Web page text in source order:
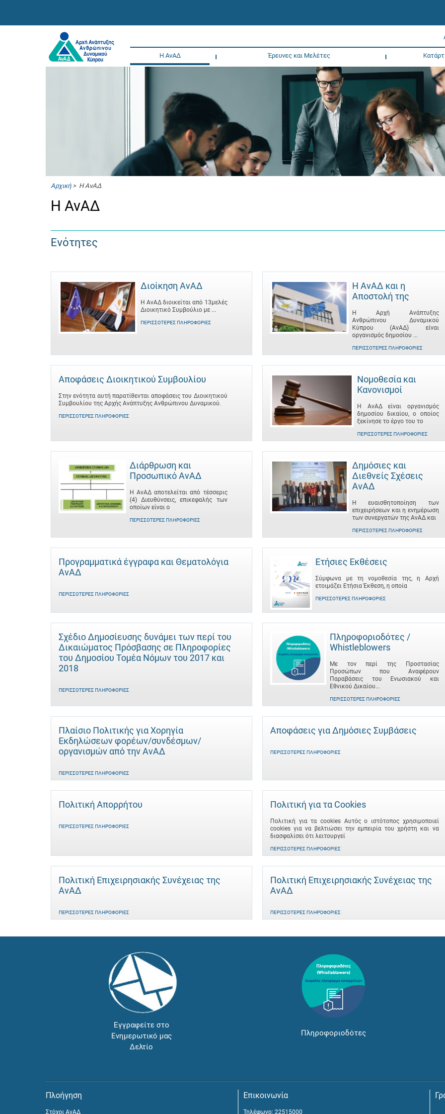
Η ΑνΑΔ Έρευνες και Μελέτες
Αρχική> Η ΑνΑΔ
Η ΑνΑΔ
Ενότητες
Διοίκηση ΑνΑΔ
Η ΑνΑΔ διοικείται από 13μελές
Διοικητικό Συμβούλιο με ...
ΠΕΡΙΣΣΌΤΕΡΕΣ ΠΛΗΡΟΦΟΡΊΕΣ
Η ΑνΑΔ και η
Αποστολή της
Η Αρχή Ανάπτυξης
Ανθρώπινου Δυναμικού
Κύπρου (ΑνΑΔ) είναι
οργανισμός δημοσίου ...
ΠΕΡΙΣΣΌΤΕΡΕΣ ΠΛΗΡΟΦΟΡΊΕΣ
Αποφάσεις Διοικητικού Συμβουλίου
Στην ενότητα αυτή παρατίθενται αποφάσεις του Διοικητικού
Συμβουλίου της Αρχής Ανάπτυξης Ανθρώπινου Δυναμικού.
ΠΕΡΙΣΣΌΤΕΡΕΣ ΠΛΗΡΟΦΟΡΊΕΣ
Νομοθεσία και
Κανονισμοί
Η ΑνΑΔ είναι οργανισμός
δημοσίου δικαίου, ο οποίος
ξεκίνησε το έργο του το
ΠΕΡΙΣΣΌΤΕΡΕΣ ΠΛΗΡΟΦΟΡΊΕΣ
Διάρθρωση και
Προσωπικό ΑνΑΔ
Η ΑνΑΔ αποτελείται από τέσσερις
(4) Διευθύνσεις, επικεφαλής των
οποίων είναι ο
ΠΕΡΙΣΣΌΤΕΡΕΣ ΠΛΗΡΟΦΟΡΊΕΣ
Δημόσιες και
Διεθνείς Σχέσεις
ΑνΑΔ
Η ευαισθητοποίηση των
επιχειρήσεων και η ενημέρωση
των συνεργατών της ΑνΑΔ και
ΠΕΡΙΣΣΌΤΕΡΕΣ ΠΛΗΡΟΦΟΡΊΕΣ
Προγραμματικά έγγραφα και Θεματολόγια
ΑνΑΔ
ΠΕΡΙΣΣΌΤΕΡΕΣ ΠΛΗΡΟΦΟΡΊΕΣ
Ετήσιες Εκθέσεις
Σύμφωνα με τη νομοθεσία της, η Αρχή
ετοιμάζει Ετήσια Έκθεση, η οποία
ΠΕΡΙΣΣΌΤΕΡΕΣ ΠΛΗΡΟΦΟΡΊΕΣ
Σχέδιο Δημοσίευσης δυνάμει των περί του
Δικαιώματος Πρόσβασης σε Πληροφορίες
του Δημοσίου Τομέα Νόμων του 2017 και
2018
ΠΕΡΙΣΣΌΤΕΡΕΣ ΠΛΗΡΟΦΟΡΊΕΣ
Πληροφοριοδότες /
Whistleblowers
Με τον περί της Προστασίας
Προσώπων που Αναφέρουν
Παραβάσεις του Ενωσιακού και
Εθνικού Δικαίου...
ΠΕΡΙΣΣΌΤΕΡΕΣ ΠΛΗΡΟΦΟΡΊΕΣ
Πλαίσιο Πολιτικής για Χορηγία
Εκδηλώσεων φορέων/συνδέσμων/
οργανισμών από την ΑνΑΔ
ΠΕΡΙΣΣΌΤΕΡΕΣ ΠΛΗΡΟΦΟΡΊΕΣ
Αποφάσεις για Δημόσιες Συμβάσεις
ΠΕΡΙΣΣΌΤΕΡΕΣ ΠΛΗΡΟΦΟΡΊΕΣ
Πολιτική Απορρήτου
ΠΕΡΙΣΣΌΤΕΡΕΣ ΠΛΗΡΟΦΟΡΊΕΣ
Πολιτική για τα Cookies
Πολιτική για τα cookies Αυτός ο ιστότοπος χρησιμοποιεί
cookies για να βελτιώσει την εμπειρία του χρήστη και να
διασφαλίσει ότι λειτουργεί
ΠΕΡΙΣΣΌΤΕΡΕΣ ΠΛΗΡΟΦΟΡΊΕΣ
Πολιτική Επιχειρησιακής Συνέχειας της
ΑνΑΔ
ΠΕΡΙΣΣΌΤΕΡΕΣ ΠΛΗΡΟΦΟΡΊΕΣ
Πολιτική Επιχειρησιακής Συνέχειας της
ΑνΑΔ
ΠΕΡΙΣΣΌΤΕΡΕΣ ΠΛΗΡΟΦΟΡΊΕΣ
Εγγραφείτε στο
Ενημερωτικό μας
Δελτίο
Πληροφοριοδότες
Πλοήγηση
Στόχοι ΑνΑΔ
Επικοινωνία
Τηλέφωνο: 22515000